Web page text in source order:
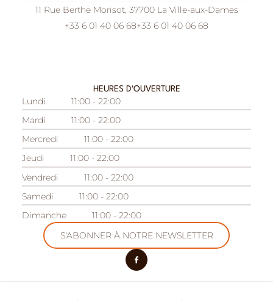
11 Rue Berthe Morisot, 37700 La Ville-aux-Dames
+33 6 01 40 06 68+33 6 01 40 06 68
HEURES D'OUVERTURE
Lundi
11:00 - 22:00
Mardi
11:00 - 22:00
Mercredi
11:00 - 22:00
Jeudi
11:00 - 22:00
Vendredi
11:00 - 22:00
Samedi
11:00 - 22:00
Dimanche
11:00 - 22:00
S'ABONNER À NOTRE NEWSLETTER